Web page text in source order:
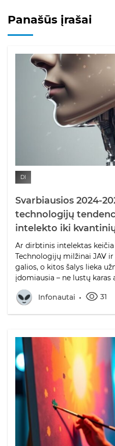
Panašūs įrašai
DI
Svarbiausios 2024-
technologijų
intelekto iki
Ar dirbtinis intelektas
Technologijų milžinai JAV
galios, o kitos šalys lieka
įdomiausia – ne lustų karas
Infonautai 31